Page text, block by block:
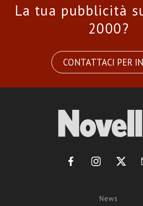
La tua pubblicità
2000?
CONTATTACI PER
News